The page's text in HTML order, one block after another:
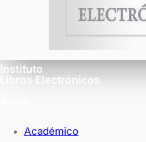
Instituto
Libros Electrónicos
Académico